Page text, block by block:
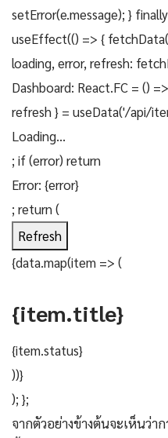
setError(e.message); }
useEffect(() => {
loading, error, refresh:
Dashboard: React.FC = ()
refresh } = useData('/api/
Loading...
; if (error) return
Error: {error}
; return (
Refresh
{data.map(item => (
{item.title}
{item.status}
))}
); };
จากตัวอย่างข้างต้นจะเห็นว่า